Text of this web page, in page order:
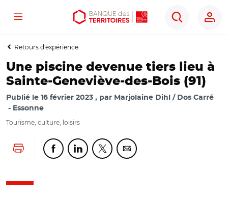
Aller
contenu
Aller
menu
Ouvrir
outils
Menu
Rechercher
Retours d'expérience
Une piscine devenue tiers lieu à
Sainte-Geneviève-des-Bois (91)
Publié le 16 février 2023 par Marjolaine Dihl / Dos Carré
Essonne
Tourisme, culture, loisirs
Lancer l'impressionPartager cette page sur Facebook
Partager cette page sur Linkedin
Partager cette page sur Twitter
Partager cette page sur